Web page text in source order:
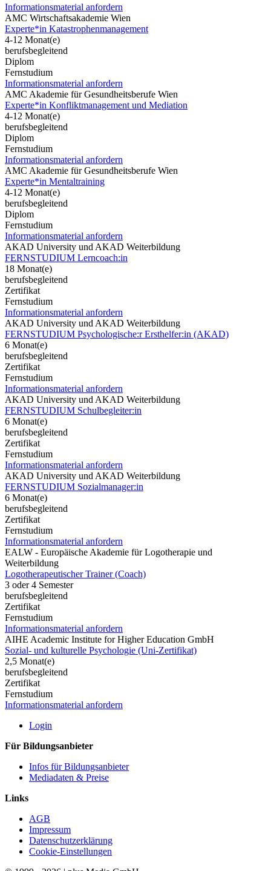
Informationsmaterial anfordern
AMC Wirtschaftsakademie Wien
Experte*in Katastrophenmanagement
4-12 Monat(e)
berufsbegleitend
Diplom
Fernstudium
Informationsmaterial anfordern
AMC Akademie für Gesundheitsberufe Wien
Experte*in Konfliktmanagement und Mediation
4-12 Monat(e)
berufsbegleitend
Diplom
Fernstudium
Informationsmaterial anfordern
AMC Akademie für Gesundheitsberufe Wien
Experte*in Mentaltraining
4-12 Monat(e)
berufsbegleitend
Diplom
Fernstudium
Informationsmaterial anfordern
AKAD University und AKAD Weiterbildung
FERNSTUDIUM Lerncoach:in
18 Monat(e)
berufsbegleitend
Zertifikat
Fernstudium
Informationsmaterial anfordern
AKAD University und AKAD Weiterbildung
FERNSTUDIUM Psychologische:r Ersthelfer:in (AKAD)
6 Monat(e)
berufsbegleitend
Zertifikat
Fernstudium
Informationsmaterial anfordern
AKAD University und AKAD Weiterbildung
FERNSTUDIUM Schulbegleiter:in
6 Monat(e)
berufsbegleitend
Zertifikat
Fernstudium
Informationsmaterial anfordern
AKAD University und AKAD Weiterbildung
FERNSTUDIUM Sozialmanager:in
6 Monat(e)
berufsbegleitend
Zertifikat
Fernstudium
Informationsmaterial anfordern
EALW - Europäische Akademie für Logotherapie und
Weiterbildung
Logotherapeutischer Trainer (Coach)
3 oder 4 Semester
berufsbegleitend
Zertifikat
Fernstudium
Informationsmaterial anfordern
AIHE Academic Institute for Higher Education GmbH
Sozial- und kulturelle Psychologie (Uni-Zertifikat)
2,5 Monat(e)
berufsbegleitend
Zertifikat
Fernstudium
Informationsmaterial anfordern
Login
Für Bildungsanbieter
Infos für Bildungsanbieter
Mediadaten & Preise
Links
AGB
Impressum
Datenschutzerklärung
Cookie-Einstellungen